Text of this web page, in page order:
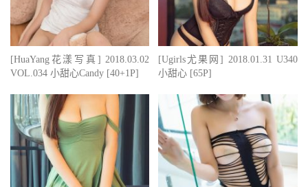
[HuaYang花漾写真] 2018.03.02
VOL.034 小甜心Candy [40+1P]
[Ugirls尤果网] 2018.01.31 U340
小甜心 [65P]